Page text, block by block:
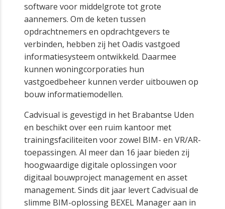
software voor middelgrote tot grote
aannemers. Om de keten tussen
opdrachtnemers en opdrachtgevers te
verbinden, hebben zij het Oadis vastgoed
informatiesysteem ontwikkeld. Daarmee
kunnen woningcorporaties hun
vastgoedbeheer kunnen verder uitbouwen op
bouw informatiemodellen.
Cadvisual is gevestigd in het Brabantse Uden
en beschikt over een ruim kantoor met
trainingsfaciliteiten voor zowel BIM- en VR/AR-
toepassingen. Al meer dan 16 jaar bieden zij
hoogwaardige digitale oplossingen voor
digitaal bouwproject management en asset
management. Sinds dit jaar levert Cadvisual de
slimme BIM-oplossing BEXEL Manager aan in